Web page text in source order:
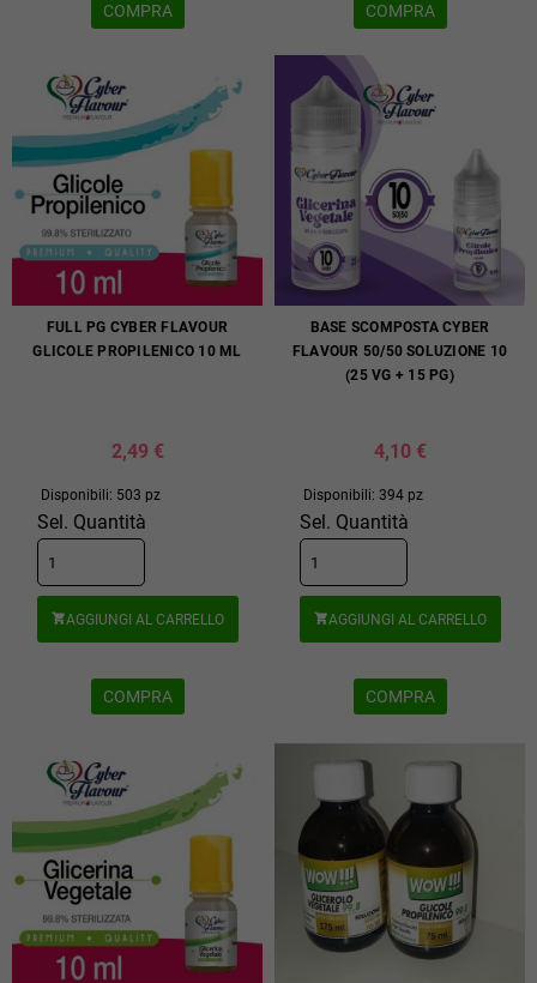
COMPRA COMPRA
FULL PG CYBER FLAVOUR
GLICOLE PROPILENICO 10 ML
2,49 €
Disponibili: 503 pz
Sel. Quantità
AGGIUNGI AL CARRELLO
COMPRA
BASE SCOMPOSTA CYBER
FLAVOUR 50/50 SOLUZIONE 10
(25 VG + 15 PG)
4,10 €
Disponibili: 394 pz
Sel. Quantità
AGGIUNGI AL CARRELLO
COMPRA